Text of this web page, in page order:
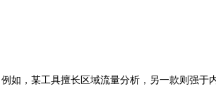
如，某工具擅长区域流量分析，另一款则强于